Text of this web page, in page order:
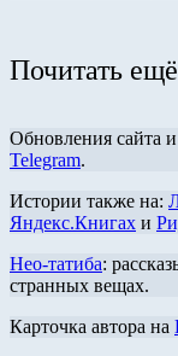
Почитать
Обновления сайта
Telegram.
Истории также на:
Яндекс.Книгах и
Нео-татиба:
странных вещах.
Карточка автора на